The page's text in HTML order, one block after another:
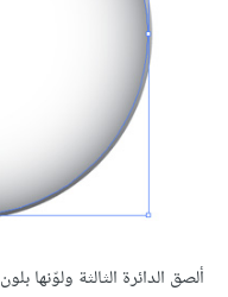
ألصق الدائرة الثالثة